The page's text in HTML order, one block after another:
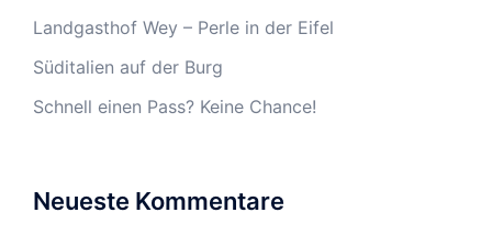
Landgasthof Wey – Perle in der Eifel
Süditalien auf der Burg
Schnell einen Pass? Keine Chance!
Neueste Kommentare